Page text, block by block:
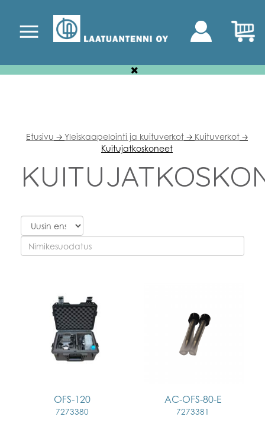
Etusivu 🡢 Yleiskaapelointi ja kuituverkot 🡢 Kuituverkot 🡢
Kuitujatkoskoneet
OFS-120
7273380
AC-OFS-80-E
7273381